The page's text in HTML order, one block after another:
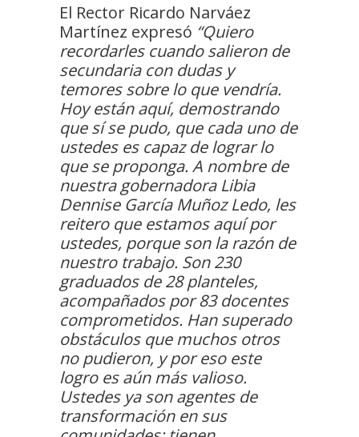
El Rector Ricardo Narváez
Martínez expresó “Quiero
recordarles cuando salieron de
secundaria con dudas y
temores sobre lo que vendría.
Hoy están aquí, demostrando
que sí se pudo, que cada uno de
ustedes es capaz de lograr lo
que se proponga. A nombre de
nuestra gobernadora Libia
Dennise García Muñoz Ledo, les
reitero que estamos aquí por
ustedes, porque son la razón de
nuestro trabajo. Son 230
graduados de 28 planteles,
acompañados por 83 docentes
comprometidos. Han superado
obstáculos que muchos otros
no pudieron, y por eso este
logro es aún más valioso.
Ustedes ya son agentes de
transformación en sus